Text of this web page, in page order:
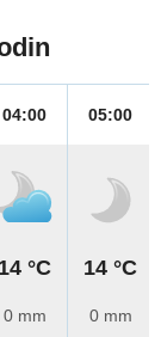
04:00
14 °C
0 mm
05:00
14 °C
0 mm